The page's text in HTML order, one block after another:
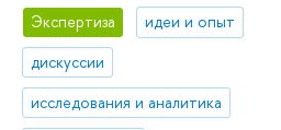
Экспертиза
идеи и опыт
дискуссии
исследования и аналитика